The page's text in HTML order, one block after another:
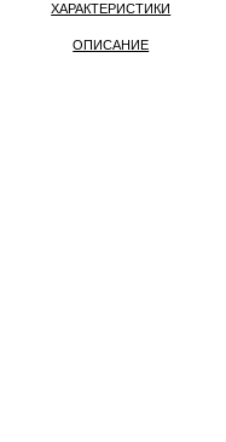
ХАРАКТЕРИСТИКИ
ОПИСАНИЕ